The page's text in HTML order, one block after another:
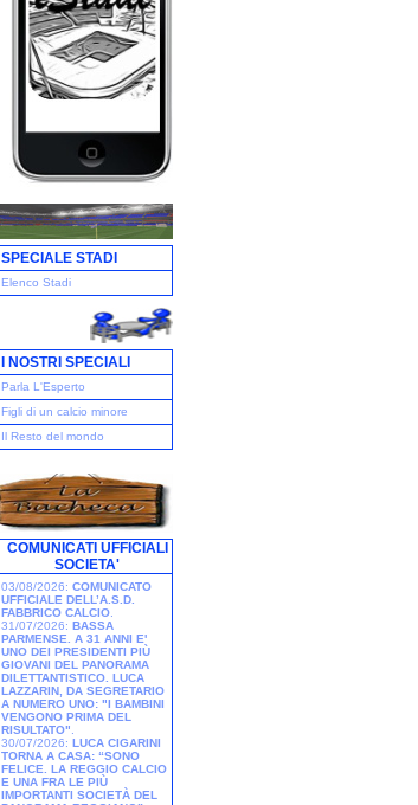
SPECIALE STADI
Elenco Stadi
I NOSTRI SPECIALI
Parla L'Esperto
Figli di un calcio minore
Il Resto del mondo
COMUNICATI UFFICIALI
SOCIETA'
03/08/2026: COMUNICATO
UFFICIALE DELL’A.S.D.
FABBRICO CALCIO
31/07/2026: BASSA
PARMENSE. A 31 ANNI E'
UNO DEI PRESIDENTI PIÙ
GIOVANI DEL PANORAMA
DILETTANTISTICO. LUCA
LAZZARIN, DA SEGRETARIO
A NUMERO UNO: "I BAMBINI
VENGONO PRIMA DEL
RISULTATO"
30/07/2026: LUCA CIGARINI
TORNA A CASA: “SONO
FELICE. LA REGGIO CALCIO
E UNA FRA LE PIÙ
IMPORTANTI SOCIETÀ DEL